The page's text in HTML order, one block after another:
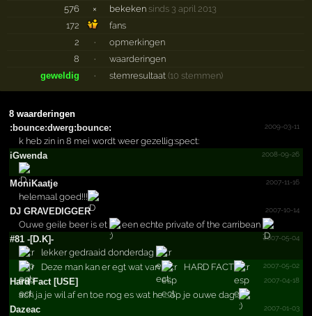
576
× bekeken sinds 3 april 2013
172
fans
2
·
opmerkingen
8
·
waarderingen
geweldig
· stemresultaat (10 stemmen)
8 waarderingen
:bounc­e:dwer­g:boun­ce:
2009-03-11
k heb zin in 8 mei wordt weer gezellig:spect:
iGwenda
2008-09-26
MoniKaatje 2007-11-16
helemaal goed!!!
DJ GRAVEDIGGER
2007-10-14
Ouwe geile beer is et
een echte private of the carribean
#81 -[D.K]-
2007-05-04
lekker gedraaid donderdag
2007-05-02
Deze man kan er egt wat van
HARD FACT
Hard Fact [USE]
2007-04-18
ach ja je wil af en toe nog es wat he.....op je ouwe dag...
Dazeac
2007-01-03